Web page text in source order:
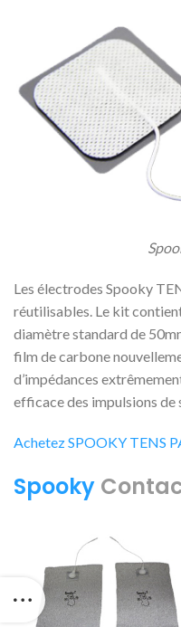
Les électrodes Spooky
réutilisables. Le kit
diamètre standard de
film de carbone
d’impédances
efficace des impulsions de
Achetez SPOOKY TENS
Spooky